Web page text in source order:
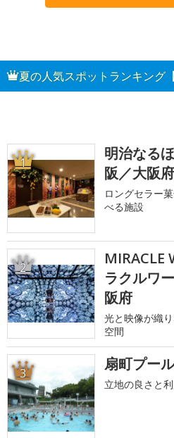
夏の人気スポットランキング
1
明治なる
阪／大阪府
ロングセラー
べる施設
2
MIRACLE
ラクルワ
阪府
光と映像が織
空間
3 扇町プー
立地の良さと